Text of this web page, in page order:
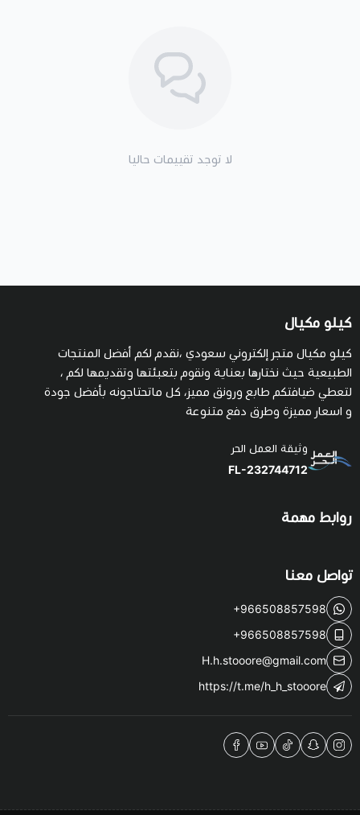
لا توجد تقييمات حاليا
كيلو مكيال
كيلو مكيال متجر إلكتروني سعودي ،نقدم لكم أفضل المنتجات
الطبيعية حيث نختارها بعناية ونقوم بتعبئتها وتقديمها لكم ،
لتعطي ضيافتكم طابع ورونق مميز، كل ماتحتاجونه بأفضل جودة
و اسعار مميزة وطرق دفع متنوعة
وثيقة العمل الحر
FL-232744712
روابط مهمة
تواصل معنا
+966508857598
+966508857598
H.h.stooore@gmail.com
https://t.me/h_h_stooore